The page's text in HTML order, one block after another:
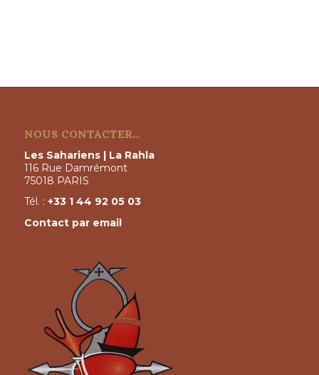
NOUS CONTACTER…
Les Sahariens | La Rahla
116 Rue Damrémont
75018 PARIS
Tél. : +33 1 44 92 05 03
Contact par email